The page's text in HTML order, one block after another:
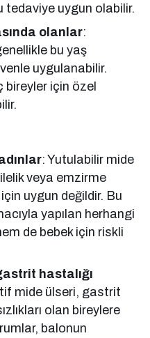
tedaviye uygun olabilir.
olanlar:
bu yaş
uygulanabilir.
bireyler için özel
: Yutulabilir mide
veya emzirme
uygun değildir. Bu
yapılan herhangi
de bebek için riskli
hastalığı
mide ülseri, gastrit
olan bireylere
balonun